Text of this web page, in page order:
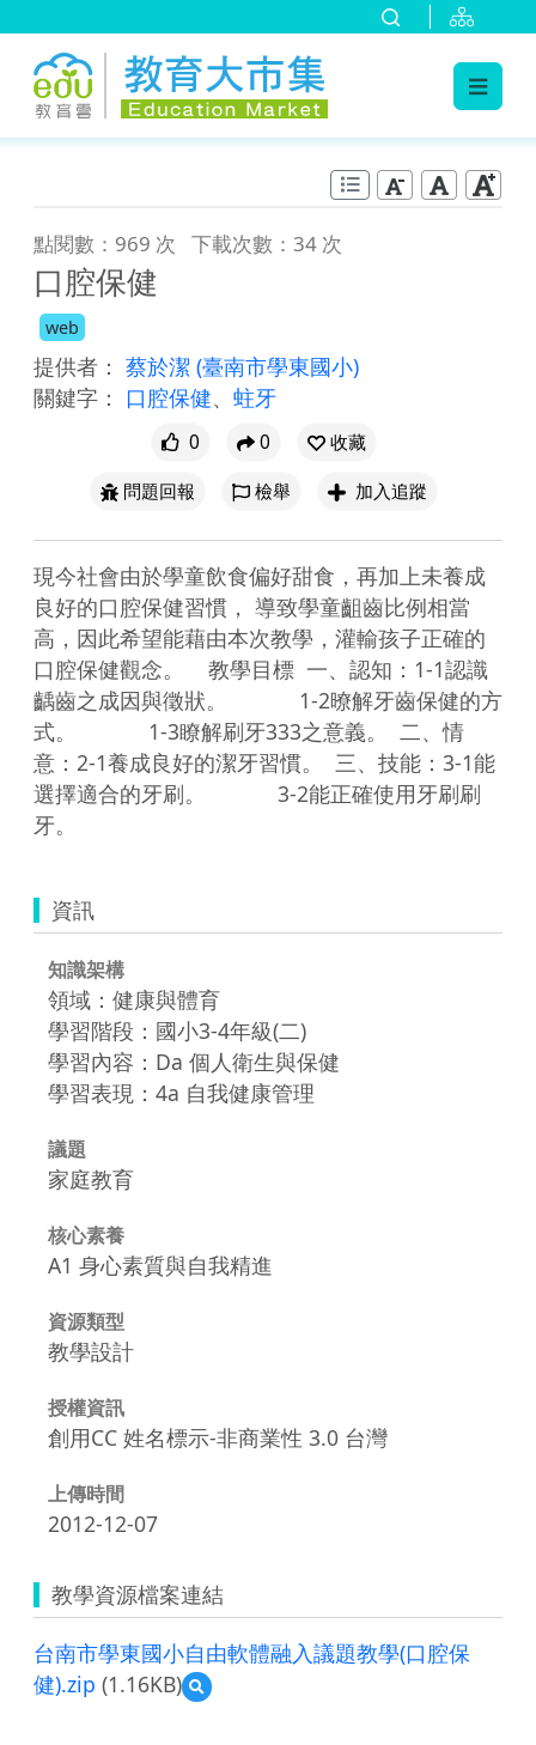
點閱數：969 次 下載次數：34 次
口腔保健
web
提供者： 蔡於潔 (臺南市學東國小)
關鍵字：
口腔保健、 蛀牙
0 0
收藏
問題回報
檢舉 加入追蹤
現今社會由於學童飲食偏好甜食，再加上未養成
良好的口腔保健習慣， 導致學童齟齒比例相當
高，因此希望能藉由本次教學，灌輸孩子正確的
口腔保健觀念。    教學目標  一、認知：1-1認識
齲齒之成因與徵狀。            1-2暸解牙齒保健的方
式。            1-3瞭解刷牙333之意義。  二、情
意：2-1養成良好的潔牙習慣。  三、技能：3-1能
選擇適合的牙刷。            3-2能正確使用牙刷刷
牙。
資訊
知識架構
領域：健康與體育
學習階段：國小3-4年級(二)
學習內容：Da 個人衛生與保健
學習表現：4a 自我健康管理
議題
家庭教育
核心素養
A1 身心素質與自我精進
資源類型
教學設計
授權資訊
創用CC 姓名標示-非商業性 3.0 台灣
上傳時間
2012-12-07
教學資源檔案連結
台南市學東國小自由軟體融入議題教學(口腔保
健).zip (1.16KB)
預
覽